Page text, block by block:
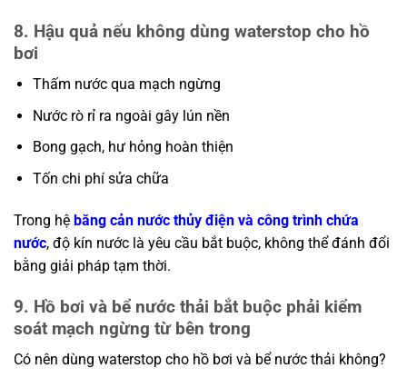
8. Hậu quả nếu không dùng waterstop cho hồ
bơi
Thấm nước qua mạch ngừng
Nước rò rỉ ra ngoài gây lún nền
Bong gạch, hư hỏng hoàn thiện
Tốn chi phí sửa chữa
Trong hệ băng cản nước thủy điện và công trình chứa
nước, độ kín nước là yêu cầu bắt buộc, không thể đánh đổi
bằng giải pháp tạm thời.
9. Hồ bơi và bể nước thải bắt buộc phải kiểm
soát mạch ngừng từ bên trong
Có nên dùng waterstop cho hồ bơi và bể nước thải không?